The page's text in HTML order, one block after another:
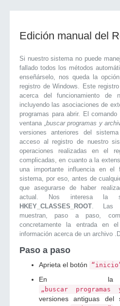
Edición manual del
Si nuestro sistema no puede
fallado todos los métodos
enseñárselo, nos queda la
registro de Windows. Este
acerca del funcionamiento de
incluyendo las asociaciones de
programas para abrir. El comando
ventana „buscar programas y
versiones anteriores del
acceso al registro de nuestro
operaciones realizadas en el
complicadas, en cuanto a la
una importante influencia en el
sistema, por eso, antes de
que asegurarse de haber
actual. Nos interesa la
HKEY_CLASSES_ROOT. Las
muestran, paso a paso,
concretamente la entrada en
información acerca de un archivo
Paso a paso
Aprieta el botón
En la
„buscar
versiones antiguas del